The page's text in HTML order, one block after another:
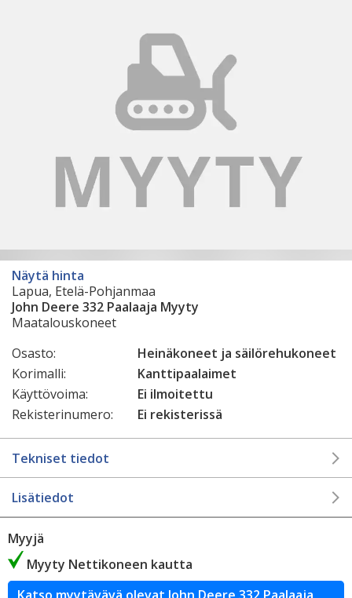
Näytä hinta
Lapua, Etelä-Pohjanmaa
John Deere 332 Paalaaja Myyty
Maatalouskoneet
Osasto:
Heinäkoneet ja säilörehukoneet
Korimalli:
Kanttipaalaimet
Käyttövoima:
Ei ilmoitettu
Rekisterinumero:
Ei rekisterissä
Tekniset tiedot
Lisätiedot
Myyjä
Myyty Nettikoneen kautta